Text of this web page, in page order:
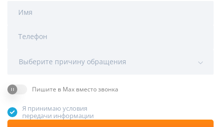
Имя
Телефон
Выберите причину обращения
Пишите в Max вместо звонка
Я принимаю условия
передачи информации